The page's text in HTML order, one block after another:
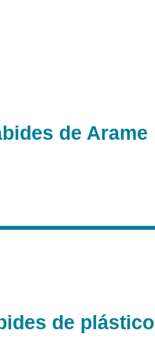
de Arame
de plástico